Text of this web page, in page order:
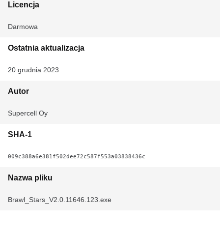
Licencja
Darmowa
Ostatnia aktualizacja
20 grudnia 2023
Autor
Supercell Oy
SHA-1
009c388a6e381f502dee72c587f553a03838436c
Nazwa pliku
Brawl_Stars_V2.0.11646.123.exe